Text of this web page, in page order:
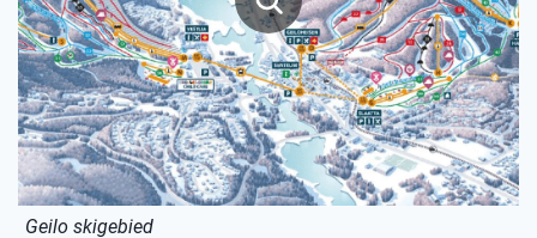
Geilo skigebied